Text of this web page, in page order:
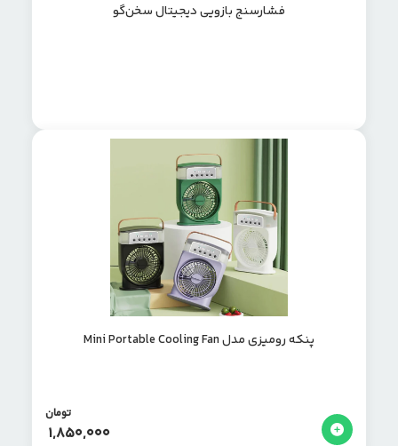
فشارسنج بازویی دیجیتال سخن‌گو
پنکه رومیزی مدل Mini Portable Cooling Fan
1,850,000
تومان